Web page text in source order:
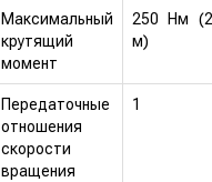
Максимальный
крутящий
момент
250 Нм
м)
Передаточные
отношения
скорости
вращения
1